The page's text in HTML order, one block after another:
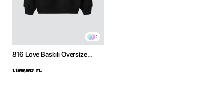
2
816 Love Baskılı Oversize
1.199,90 TL